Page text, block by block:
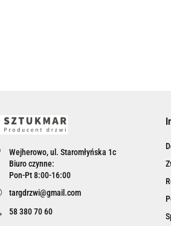
Wejherowo, ul. Staromłyńska 1c
Biuro czynne:
Pon-Pt 8:00-16:00
targdrzwi@gmail.com
58 380 70 60